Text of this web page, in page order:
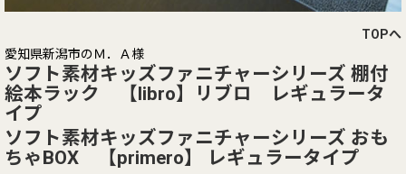
TOPへ
愛知県新潟市のＭ．Ａ様
ソフト素材キッズファニチャーシリーズ 棚付
絵本ラック 【libro】リブロ レギュラータ
イプ
ソフト素材キッズファニチャーシリーズ おも
ちゃBOX 【primero】 レギュラータイプ